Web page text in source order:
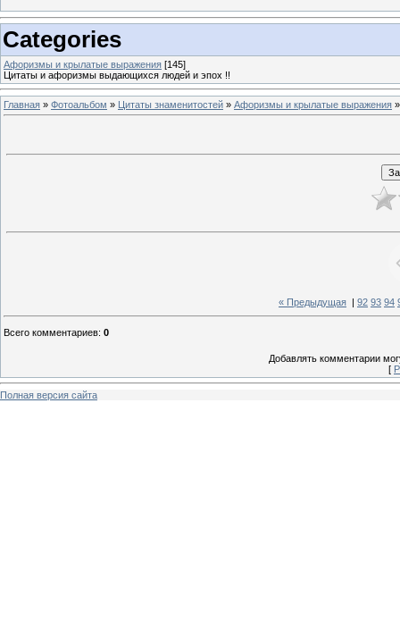
Categories
Афоризмы и крылатые выражения [145]
Цитаты и афоризмы выдающихся людей и эпох !!
Главная » Фотоальбом » Цитаты знаменитостей » Афоризмы и крылатые выражения
« Предыдущая 92 93 94
Всего комментариев: 0
Добавлять комментарии
[
Полная версия сайта